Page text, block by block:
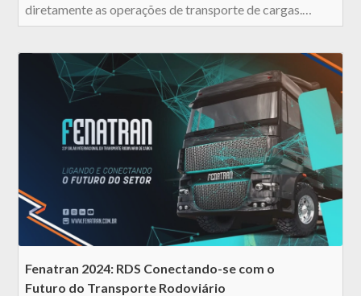
diretamente as operações de transporte de cargas.…
Fenatran 2024: RDS Conectando-se com o
Futuro do Transporte Rodoviário